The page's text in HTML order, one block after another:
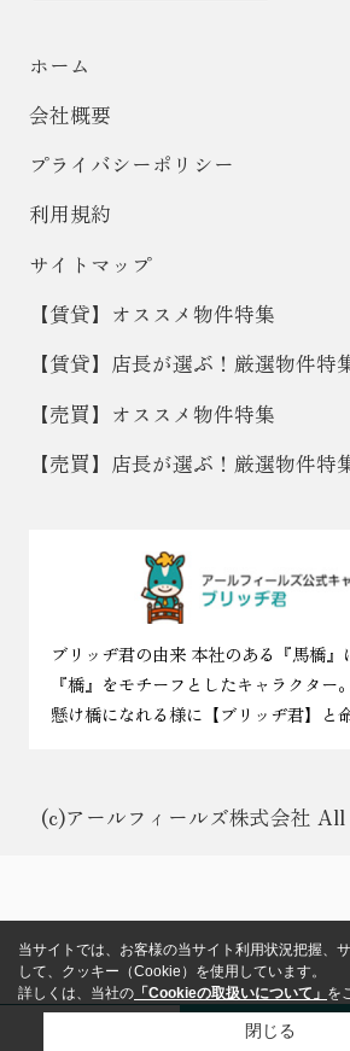
ホーム
会社概要
プライバシーポリシー
利用規約
サイトマップ
【賃貸】オススメ物件特集
【賃貸】店長が選ぶ！厳選物件特
【売買】オススメ物件特集
【売買】店長が選ぶ！厳選物件特
ブリッヂ君の由来 本社のある『馬橋』
『橋』をモチーフとしたキャラクター
懸け橋になれる様に【ブリッヂ君】と
(c)アールフィールズ株式会社 All
来店予約
当サイトでは、お客様の当サイト利用状況把握、
して、クッキー（Cookie）を使用しています。
詳しくは、当社の 「Cookieの取扱いについて」 を
閉じる